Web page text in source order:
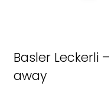
Basler Leckerli
away